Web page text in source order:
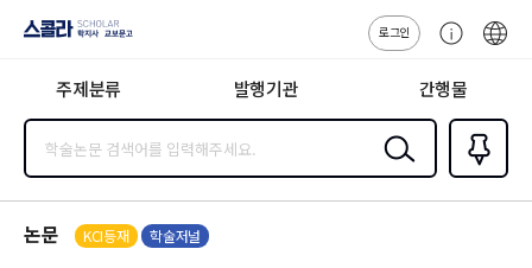
지사·교보문고
로그인
센
주제분류 발행기관 간행물
검색
즐겨찾
기0
논문 KCI등재 학술저널